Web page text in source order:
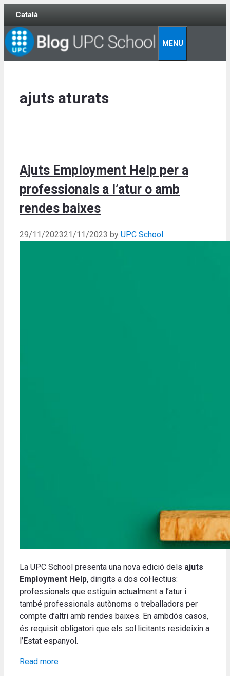
Skip
content
Català
MENU
ajuts aturats
Ajuts Employment Help per a
professionals a l’atur o amb
rendes baixes
29/11/202321/11/2023 by UPC School
La UPC School presenta una nova edició dels ajuts
Employment Help, dirigits a dos col·lectius:
professionals que estiguin actualment a l’atur i
també professionals autònoms o treballadors per
compte d’altri amb rendes baixes. En ambdós casos,
és requisit obligatori que els sol·licitants resideixin a
l’Estat espanyol.
Read more